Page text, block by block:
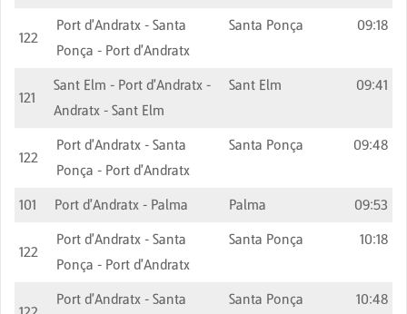
122
Port d'Andratx - Santa
Ponça - Port d'Andratx
Santa Ponça 09:18
121
Sant Elm - Port d'Andratx -
Andratx - Sant Elm
Sant Elm 09:41
122
Port d'Andratx - Santa
Ponça - Port d'Andratx
Santa Ponça 09:48
101 Port d'Andratx - Palma Palma 09:53
122
Port d'Andratx - Santa
Ponça - Port d'Andratx
Santa Ponça 10:18
Port d'Andratx - Santa
Santa Ponça 10:48